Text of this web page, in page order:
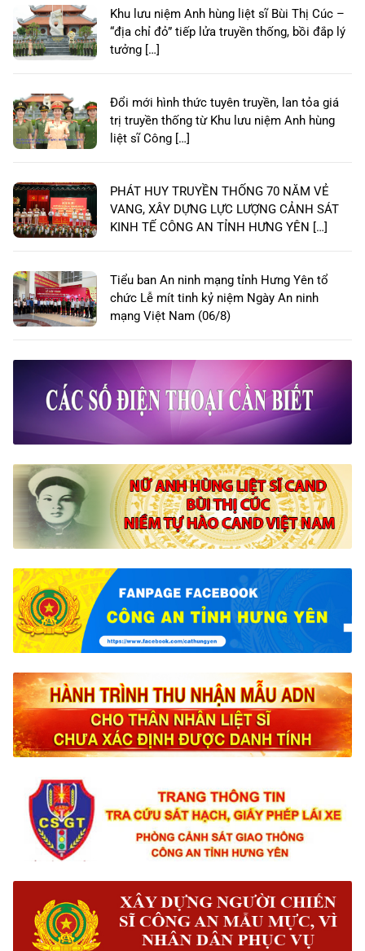
Khu lưu niệm Anh hùng liệt sĩ Bùi Thị Cúc –
“địa chỉ đỏ” tiếp lửa truyền thống, bồi đắp lý
tưởng […]
Đổi mới hình thức tuyên truyền, lan tỏa giá
trị truyền thống từ Khu lưu niệm Anh hùng
liệt sĩ Công […]
PHÁT HUY TRUYỀN THỐNG 70 NĂM VẺ
VANG, XÂY DỰNG LỰC LƯỢNG CẢNH SÁT
KINH TẾ CÔNG AN TỈNH HƯNG YÊN […]
Tiểu ban An ninh mạng tỉnh Hưng Yên tổ
chức Lễ mít tinh kỷ niệm Ngày An ninh
mạng Việt Nam (06/8)